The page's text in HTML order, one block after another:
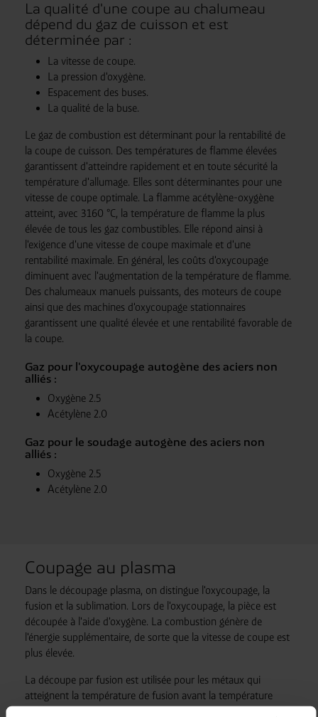
La qualité d'une coupe au chalumeau
dépend du gaz de cuisson et est
déterminée par :
La vitesse de coupe.
La pression d'oxygène.
Espacement des buses.
La qualité de la buse.
Le gaz de combustion est déterminant pour la rentabilité de
la coupe de cuisson. Des températures de flamme élevées
garantissent d'atteindre rapidement et en toute sécurité la
température d'allumage. Elles sont déterminantes pour une
vitesse de coupe optimale. La flamme acétylène-oxygène
atteint, avec 3160 °C, la température de flamme la plus
élevée de tous les gaz combustibles. Elle répond ainsi à
l'exigence d'une vitesse de coupe maximale et d'une
rentabilité maximale. En général, les coûts d'oxycoupage
diminuent avec l'augmentation de la température de flamme.
Des chalumeaux manuels puissants, des moteurs de coupe
ainsi que des machines d'oxycoupage stationnaires
garantissent une qualité élevée et une rentabilité favorable de
la coupe.
Gaz pour l'oxycoupage autogène des aciers non
alliés :
Oxygène 2.5
Acétylène 2.0
Gaz pour le soudage autogène des aciers non
alliés :
Oxygène 2.5
Acétylène 2.0
Coupage au plasma
Dans le découpage plasma, on distingue l'oxycoupage, la
fusion et la sublimation. Lors de l'oxycoupage, la pièce est
découpée à l'aide d'oxygène. La combustion génère de
l'énergie supplémentaire, de sorte que la vitesse de coupe est
plus élevée.
La découpe par fusion est utilisée pour les métaux qui
atteignent la température de fusion avant la température